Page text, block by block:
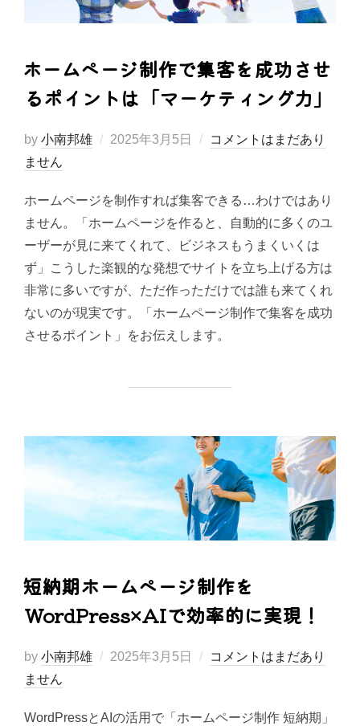
ホームページ制作で集客を成功させ
るポイントは「マーケティング力」
by 小南邦雄
投
2025年3月5日
コメントはまだあり
ません
ホームページを制作すれば集客できる…わけではあり
ません。「ホームページを作ると、自動的に多くのユ
ーザーが見に来てくれて、ビジネスもうまくいくは
ず」こうした楽観的な発想でサイトを立ち上げる方は
非常に多いですが、ただ作っただけでは誰も来てくれ
ないのが現実です。「ホームページ制作で集客を成功
させるポイント」をお伝えします。
短納期ホームページ制作を
WordPress×AIで効率的に実現！
by 小南邦雄
投
2025年3月5日
コメントはまだあり
ません
WordPressとAIの活用で「ホームページ制作 短納期」